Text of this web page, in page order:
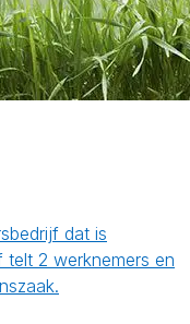
dat is
2 werknemers en